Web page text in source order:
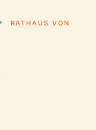
RATHAUS VON